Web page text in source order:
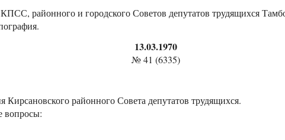
районного и городского Советов депутатов трудящихся
13.03.1970
№ 41 (6335)
Кирсановского районного Совета депутатов трудящихся.
вопросы: